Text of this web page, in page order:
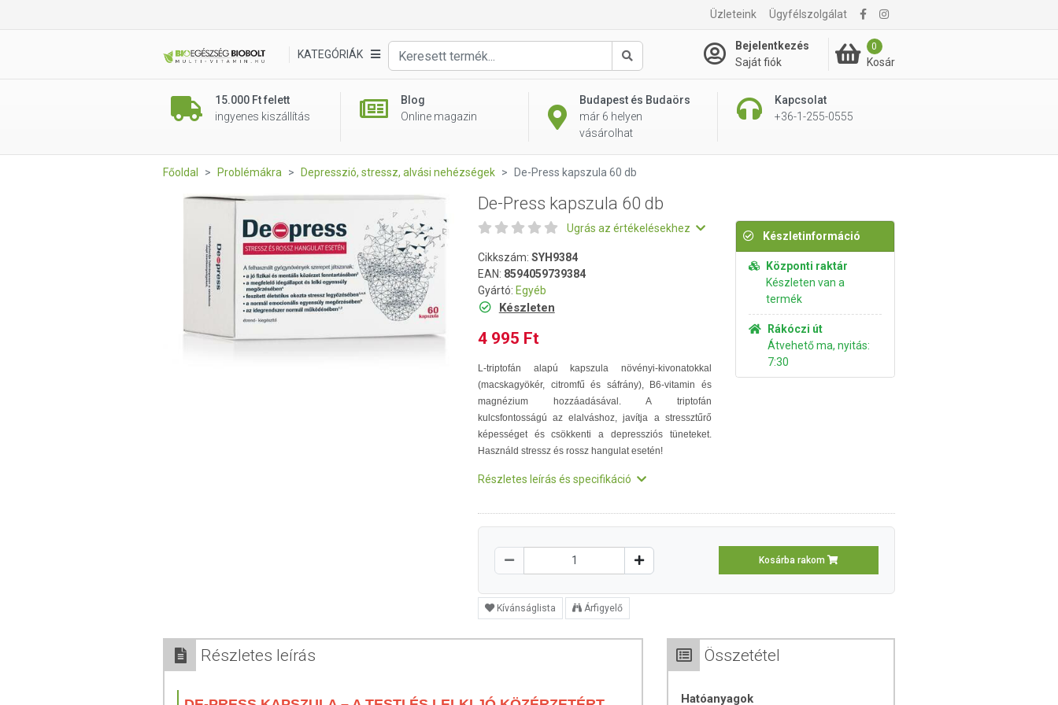
Üzleteink Ügyfélszolgálat
KATEGÓRIÁK
Keresés
Bejelentkezés
Saját fiók
0
Kosár
15.000 Ft felett
ingyenes kiszállítás
Blog
Online magazin
Budapest és Budaörs
már 6 helyen
vásárolhat
Kapcsolat
+36-1-255-0555
4 995 Ft Kosárba rakom
Főoldal Problémákra Depresszió, stressz, alvási nehézségek De-Press kapszula 60 db
De-Press kapszula 60 db
Ugrás az értékelésekhez
Cikkszám: SYH9384
EAN: 8594059739384
Gyártó: Egyéb
Készleten
4 995 Ft
L-triptofán alapú kapszula növényi-kivonatokkal
(macskagyökér, citromfű és sáfrány), B6-vitamin és
magnézium hozzáadásával. A triptofán
kulcsfontosságú az elalváshoz, javítja a stressztűrő
képességet és csökkenti a depressziós tüneteket.
Használd stressz és rossz hangulat esetén!
Részletes leírás és specifikáció
Készletinformáció
Központi raktár
Készleten van a
termék
Rákóczi út
Átvehető ma, nyitás:
7:30
Kosárba rakom
Kívánságlista Árfigyelő
Részletes leírás Összetétel
Hatóanyagok